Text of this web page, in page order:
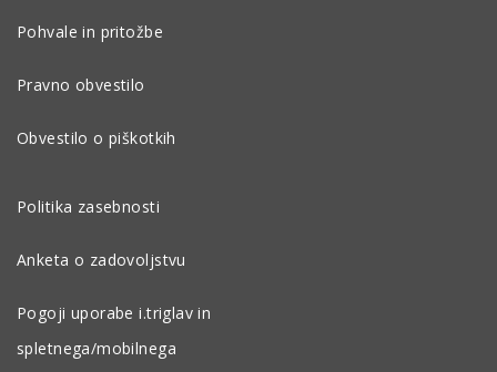
Pohvale in pritožbe
Pravno obvestilo
Obvestilo o piškotkih
Politika zasebnosti
Anketa o zadovoljstvu
Pogoji uporabe i.triglav in
spletnega/mobilnega